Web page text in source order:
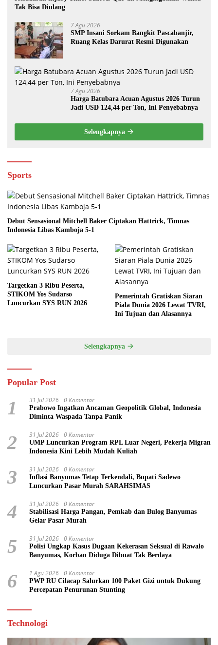
Tak Bisa Diulang
7 Agu 2026
SMP Insani Sorkam Bangkit Pascabanjir,
Ruang Kelas Darurat Resmi Digunakan
7 Agu 2026
Harga Batubara Acuan Agustus 2026 Turun
Jadi USD 124,44 per Ton, Ini Penyebabnya
Selengkapnya
Sports
Debut Sensasional Mitchell Baker Ciptakan Hattrick, Timnas
Indonesia Libas Kamboja 5-1
Targetkan 3 Ribu Peserta,
STIKOM Yos Sudarso
Luncurkan SYS RUN 2026
Pemerintah Gratiskan Siaran
Piala Dunia 2026 Lewat TVRI,
Ini Tujuan dan Alasannya
Selengkapnya
Popular Post
1 31 Jul 2026 0 Komentar
Prabowo Ingatkan Ancaman Geopolitik Global, Indonesia
Diminta Waspada Tanpa Panik
2 31 Jul 2026 0 Komentar
UMP Luncurkan Program RPL Luar Negeri, Pekerja Migran
Indonesia Kini Lebih Mudah Kuliah
3 31 Jul 2026 0 Komentar
Inflasi Banyumas Tetap Terkendali, Bupati Sadewo
Luncurkan Pasar Murah SARAHSIMAS
4 31 Jul 2026 0 Komentar
Stabilisasi Harga Pangan, Pemkab dan Bulog Banyumas
Gelar Pasar Murah
5 31 Jul 2026 0 Komentar
Polisi Ungkap Kasus Dugaan Kekerasan Seksual di Rawalo
Banyumas, Korban Diduga Dibuat Tak Berdaya
6 1 Agu 2026 0 Komentar
PWP RU Cilacap Salurkan 100 Paket Gizi untuk Dukung
Percepatan Penurunan Stunting
Technologi